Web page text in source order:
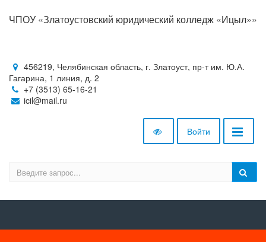
ЧПОУ «Златоустовский юридический колледж «Ицыл»»
456219, Челябинская область, г. Златоуст, пр-т им. Ю.А.
Гагарина, 1 линия, д. 2
+7 (3513) 65-16-21
icil@mail.ru
Войти